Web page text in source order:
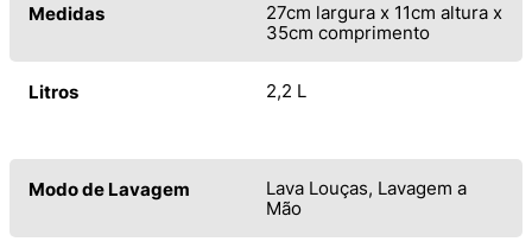
Medidas
27cm largura x 11cm altura x
35cm comprimento
Litros 2,2 L
Modo de Lavagem
Lava Louças, Lavagem a
Mão